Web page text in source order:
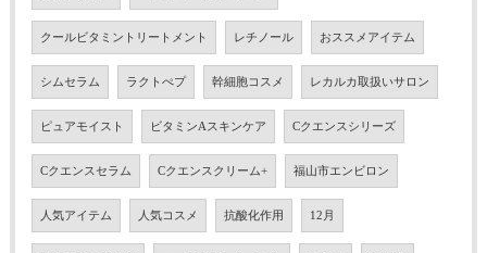
クールビタミントリートメント レチノール おススメアイテム
シムセラム ラクトぺプ 幹細胞コスメ レカルカ取扱いサロン
ピュアモイスト ビタミンAスキンケア Cクエンスシリーズ
Cクエンスセラム Cクエンスクリーム+ 福山市エンビロン
人気アイテム 人気コスメ 抗酸化作用 12月